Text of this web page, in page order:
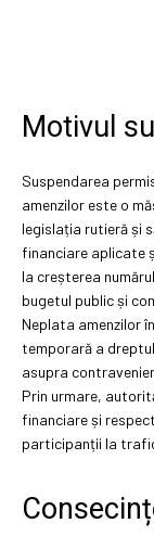
Motivul
Suspendarea
amenzilor este o
legislația rutieră și
financiare aplicate
la creșterea
bugetul public și
Neplata amenzilor
temporară a
asupra
Prin urmare,
financiare și
participanții la